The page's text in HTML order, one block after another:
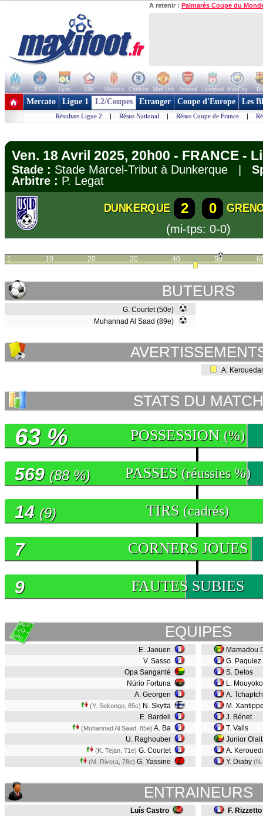
A retenir : Palmarès Coupe du
OM PSG Lyon Lille Monaco Chelsea Man Utd Arsenal Liverpool ManCity
+ de clubs
Mercato Ligue 1 L2/Coupes Etranger Coupe d'Europe Les
Résultats Ligue 2 | Résus National | Résus Coupe de France |
Ven. 18 Avril 2025, 20h00 - FRANCE -
Stade : Stade Marcel-Tribut à Dunkerque |
Arbitre : P. Legat
DUNKERQUE 2 0
(mi-tps: 0-0)
1 10 20 30 40 50
BUTEURS
G. Courtet (50e)
Muhannad Al Saad (89e)
A.
STATS DU MATCH
POSSESSION (%)
63 %
PASSES (réussies %)
569 (88 %)
TIRS (cadrés)
14 (9)
CORNERS JOUES
7
FAUTES SUBIES
9
EQUIPES
E. Jaouen
V. Sasso
Opa Sanganté
Núrio Fortuna
A. Georgen
(Y. Sekongo, 85e) N. Skyttä
E. Bardeli
(Muhannad Al Saad, 85e) A. Ba
U. Raghouber
(K. Tejan, 71e) G. Courtet
(M. Rivera, 78e) G. Yassine
Mamadou
G. Paquiez
S. Delos
L.
A.
M.
J. Bénet
T. Valls
Junior
A.
Y. Diaby
ENTRAINEURS
Luís Castro F. Rizzetto